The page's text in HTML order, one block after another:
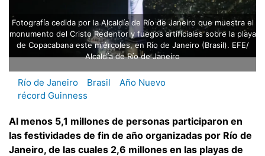
Fotografía cedida por la Alcaldía de Río de Janeiro que muestra el
monumento del Cristo Redentor y fuegos artificiales sobre la playa
de Copacabana este miércoles, en Río de Janeiro (Brasil). EFE/
Alcaldía de Río de Janeiro
Río de Janeiro Brasil
Año Nuevo
récord Guinness
Al menos 5,1 millones de personas participaron en
las festividades de fin de año organizadas por Río de
Janeiro, de las cuales 2,6 millones en las playas de